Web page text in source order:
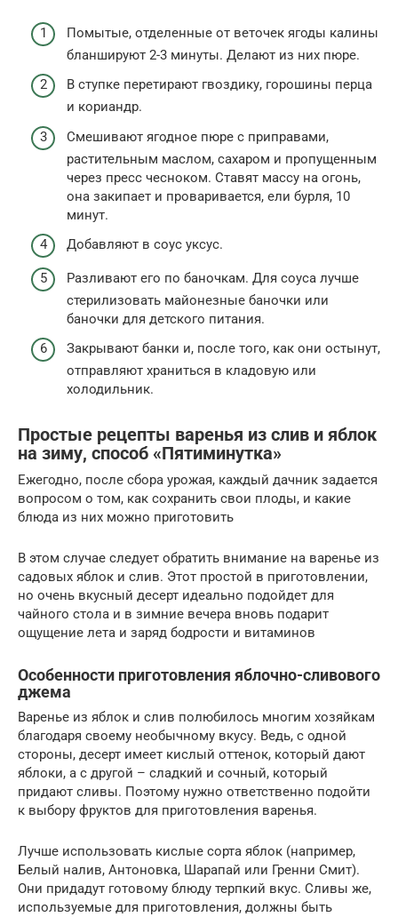
Помытые, отделенные от веточек ягоды калины
бланшируют 2-3 минуты. Делают из них пюре.
В ступке перетирают гвоздику, горошины перца
и кориандр.
Смешивают ягодное пюре с приправами,
растительным маслом, сахаром и пропущенным
через пресс чесноком. Ставят массу на огонь,
она закипает и проваривается, ели бурля, 10
минут.
Добавляют в соус уксус.
Разливают его по баночкам. Для соуса лучше
стерилизовать майонезные баночки или
баночки для детского питания.
Закрывают банки и, после того, как они остынут,
отправляют храниться в кладовую или
холодильник.
Простые рецепты варенья из слив и яблок
на зиму, способ «Пятиминутка»
Ежегодно, после сбора урожая, каждый дачник задается
вопросом о том, как сохранить свои плоды, и какие
блюда из них можно приготовить
В этом случае следует обратить внимание на варенье из
садовых яблок и слив. Этот простой в приготовлении,
но очень вкусный десерт идеально подойдет для
чайного стола и в зимние вечера вновь подарит
ощущение лета и заряд бодрости и витаминов
Особенности приготовления яблочно-сливового
джема
Варенье из яблок и слив полюбилось многим хозяйкам
благодаря своему необычному вкусу. Ведь, с одной
стороны, десерт имеет кислый оттенок, который дают
яблоки, а с другой – сладкий и сочный, который
придают сливы. Поэтому нужно ответственно подойти
к выбору фруктов для приготовления варенья.
Лучше использовать кислые сорта яблок (например,
Белый налив, Антоновка, Шарапай или Гренни Смит).
Они придадут готовому блюду терпкий вкус. Сливы же,
используемые для приготовления, должны быть